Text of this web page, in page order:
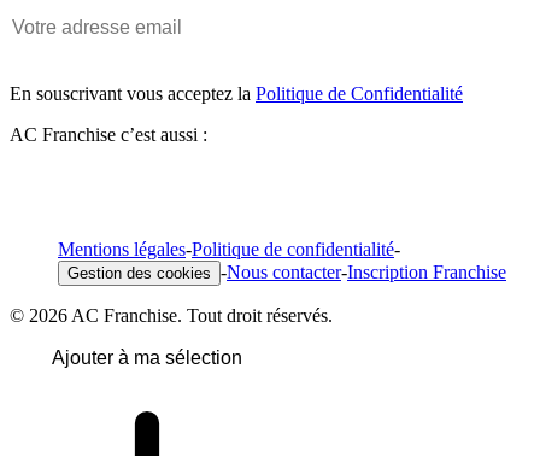
En souscrivant vous acceptez la Politique de Confidentialité
AC Franchise c’est aussi :
Mentions légales-Politique de confidentialité-
Gestion des cookies -Nous contacter-Inscription Franchise
© 2026 AC Franchise. Tout droit réservés.
Ajouter à ma sélection